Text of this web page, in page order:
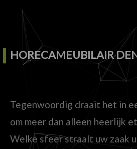
HORECAMEUBILAIR
Tegenwoordig draait het in
om meer dan alleen heerlijk
Welke sfeer straalt uw zaak